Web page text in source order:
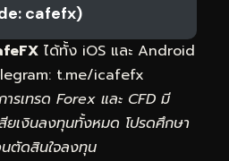
cafefx)
ได้ทั้ง iOS และ Android
t.me/icafefx
รเทรด Forex และ CFD มี
ยเงินลงทุนทั้งหมด โปรดศึกษา
นตัดสินใจลงทุน